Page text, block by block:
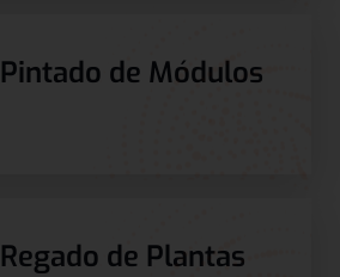
Pintado de Módulos
Regado de Plantas